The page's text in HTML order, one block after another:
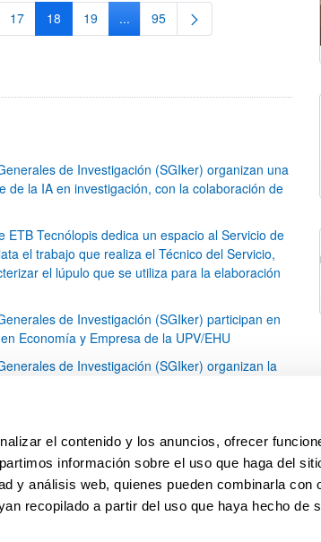
el contenido y los anuncios, ofrecer
información sobre el uso que haga del
y análisis web, quienes pueden combinarla con
recopilado a partir del uso que haya hecho de
intermedias Use TAB para desplazarse.
Página
17 Página
18 Página
19 ...Páginas intermedias Use TAB
Página
95
de Investigación (SGIker) organizan una
de la IA en investigación, con la colaboración de
ETB Tecnólopis dedica un espacio al Servicio de
el trabajo que realiza el Técnico del Servicio,
el lúpulo que se utiliza para la elaboración
de Investigación (SGIker) participan en
Economía y Empresa de la UPV/EHU
de Investigación (SGIker) organizan la
variedades de lúpulo silvestre
Página
2 Página
3 ...
Páginas intermedias Use TAB para
Página
79